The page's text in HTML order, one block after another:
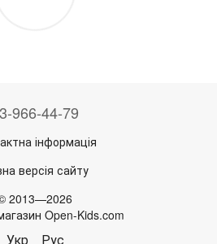
966-44-79
інформація
версія сайту
2013—2026
Open-Kids.com
Укр Рус